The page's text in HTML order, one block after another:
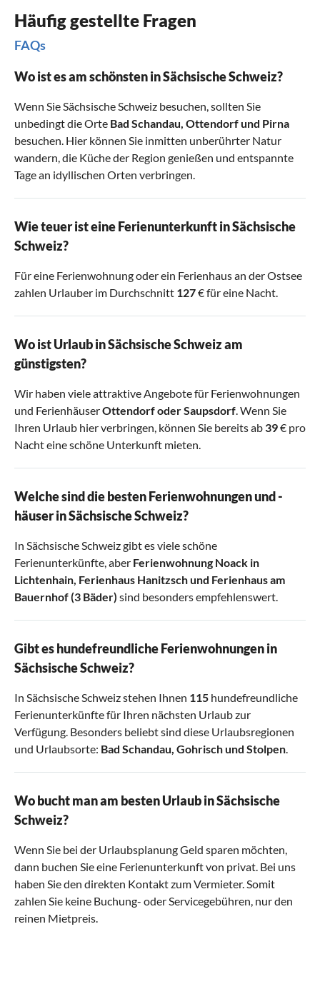
Häufig gestellte Fragen
FAQs
Wo ist es am schönsten in Sächsische Schweiz?
Wenn Sie Sächsische Schweiz besuchen, sollten Sie
unbedingt die Orte Bad Schandau, Ottendorfund Pirna
besuchen. Hier können Sie inmitten unberührter Natur
wandern, die Küche der Region genießen und entspannte
Tage an idyllischen Orten verbringen.
Wie teuer ist eine Ferienunterkunft in Sächsische
Schweiz?
Für eine Ferienwohnung oder ein Ferienhaus an der Ostsee
zahlen Urlauber im Durchschnitt 127€ für eine Nacht.
Wo ist Urlaub in Sächsische Schweiz am
günstigsten?
Wir haben viele attraktive Angebote für Ferienwohnungen
und FerienhäuserOttendorfoderSaupsdorf. Wenn Sie
Ihren Urlaub hier verbringen, können Sie bereits ab 39€ pro
Nacht eine schöne Unterkunft mieten.
Welche sind die besten Ferienwohnungen und -
häuser in Sächsische Schweiz?
In Sächsische Schweiz gibt es viele schöne
Ferienunterkünfte, aber Ferienwohnung Noack in
Lichtenhain, Ferienhaus Hanitzschund Ferienhaus am
Bauernhof (3 Bäder) sind besonders empfehlenswert.
Gibt es hundefreundliche Ferienwohnungen in
Sächsische Schweiz?
In Sächsische Schweiz stehen Ihnen 115 hundefreundliche
Ferienunterkünfte für Ihren nächsten Urlaub zur
Verfügung. Besonders beliebt sind diese Urlaubsregionen
und Urlaubsorte: Bad Schandau, Gohrischund Stolpen.
Wo bucht man am besten Urlaub in Sächsische
Schweiz?
Wenn Sie bei der Urlaubsplanung Geld sparen möchten,
dann buchen Sie eine Ferienunterkunft von privat. Bei uns
haben Sie den direkten Kontakt zum Vermieter. Somit
zahlen Sie keine Buchung- oder Servicegebühren, nur den
reinen Mietpreis.